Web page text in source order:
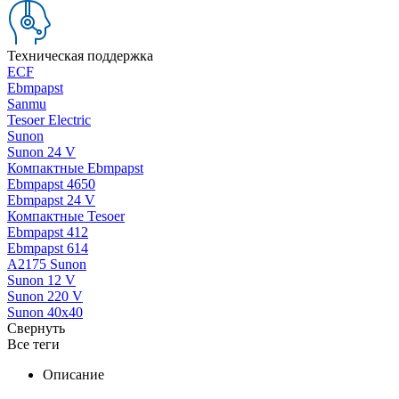
Техническая поддержка
ECF
Ebmpapst
Sanmu
Tesoer Electric
Sunon
Sunon 24 V
Компактные Ebmpapst
Ebmpapst 4650
Ebmpapst 24 V
Компактные Tesoer
Ebmpapst 412
Ebmpapst 614
A2175 Sunon
Sunon 12 V
Sunon 220 V
Sunon 40x40
Свернуть
Все теги
Описание